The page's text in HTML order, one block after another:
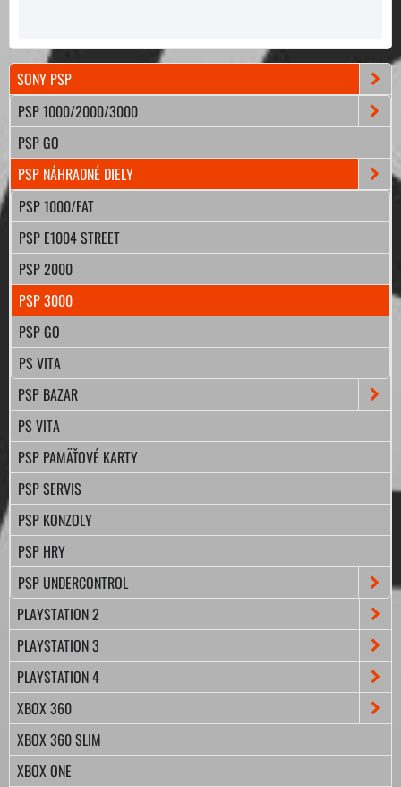
SONY PSP
PSP 1000/2000/3000
PSP GO
PSP NÁHRADNÉ DIELY
PSP 1000/FAT
PSP E1004 STREET
PSP 2000
PSP 3000
PSP GO
PS VITA
PSP BAZAR
PS VITA
PSP PAMÄŤOVÉ KARTY
PSP SERVIS
PSP KONZOLY
PSP HRY
PSP UNDERCONTROL
PLAYSTATION 2
PLAYSTATION 3
PLAYSTATION 4
XBOX 360
XBOX 360 SLIM
XBOX ONE